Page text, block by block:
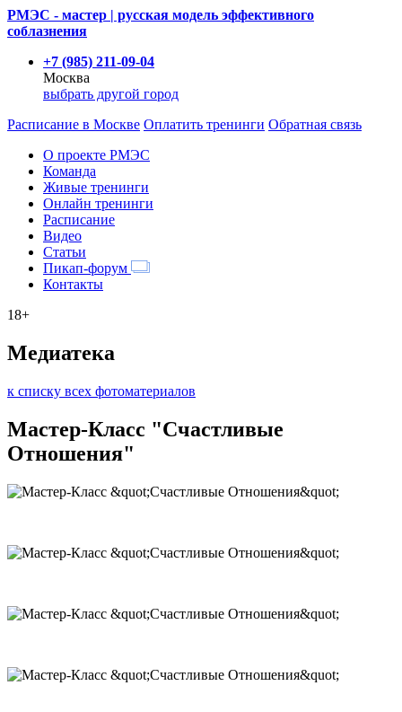
РМЭС - мастер | русская модель эффективного
соблазнения
+7 (985) 211-09-04
Москва
выбрать другой город
Расписание в Москве Оплатить тренинги Обратная связь
О проекте РМЭС
Команда
Живые тренинги
Онлайн тренинги
Расписание
Видео
Статьи
Пикап-форум
Контакты
18+
Медиатека
к списку всех фотоматериалов
Мастер-Класс "Счастливые
Отношения"